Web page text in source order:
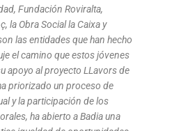
Fundación Roviralta,
la Obra Social la Caixa y
las entidades que han hecho
el camino que estos jóvenes
apoyo al proyecto LLavors de
priorizado un proceso de
y la participación de los
ha abierto a Badia una